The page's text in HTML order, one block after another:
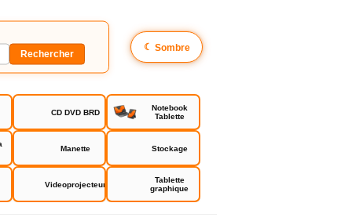
☾ Sombre
CD DVD BRD
Notebook
Tablette
Manette Stockage
Videoprojecteur
Tablette
graphique